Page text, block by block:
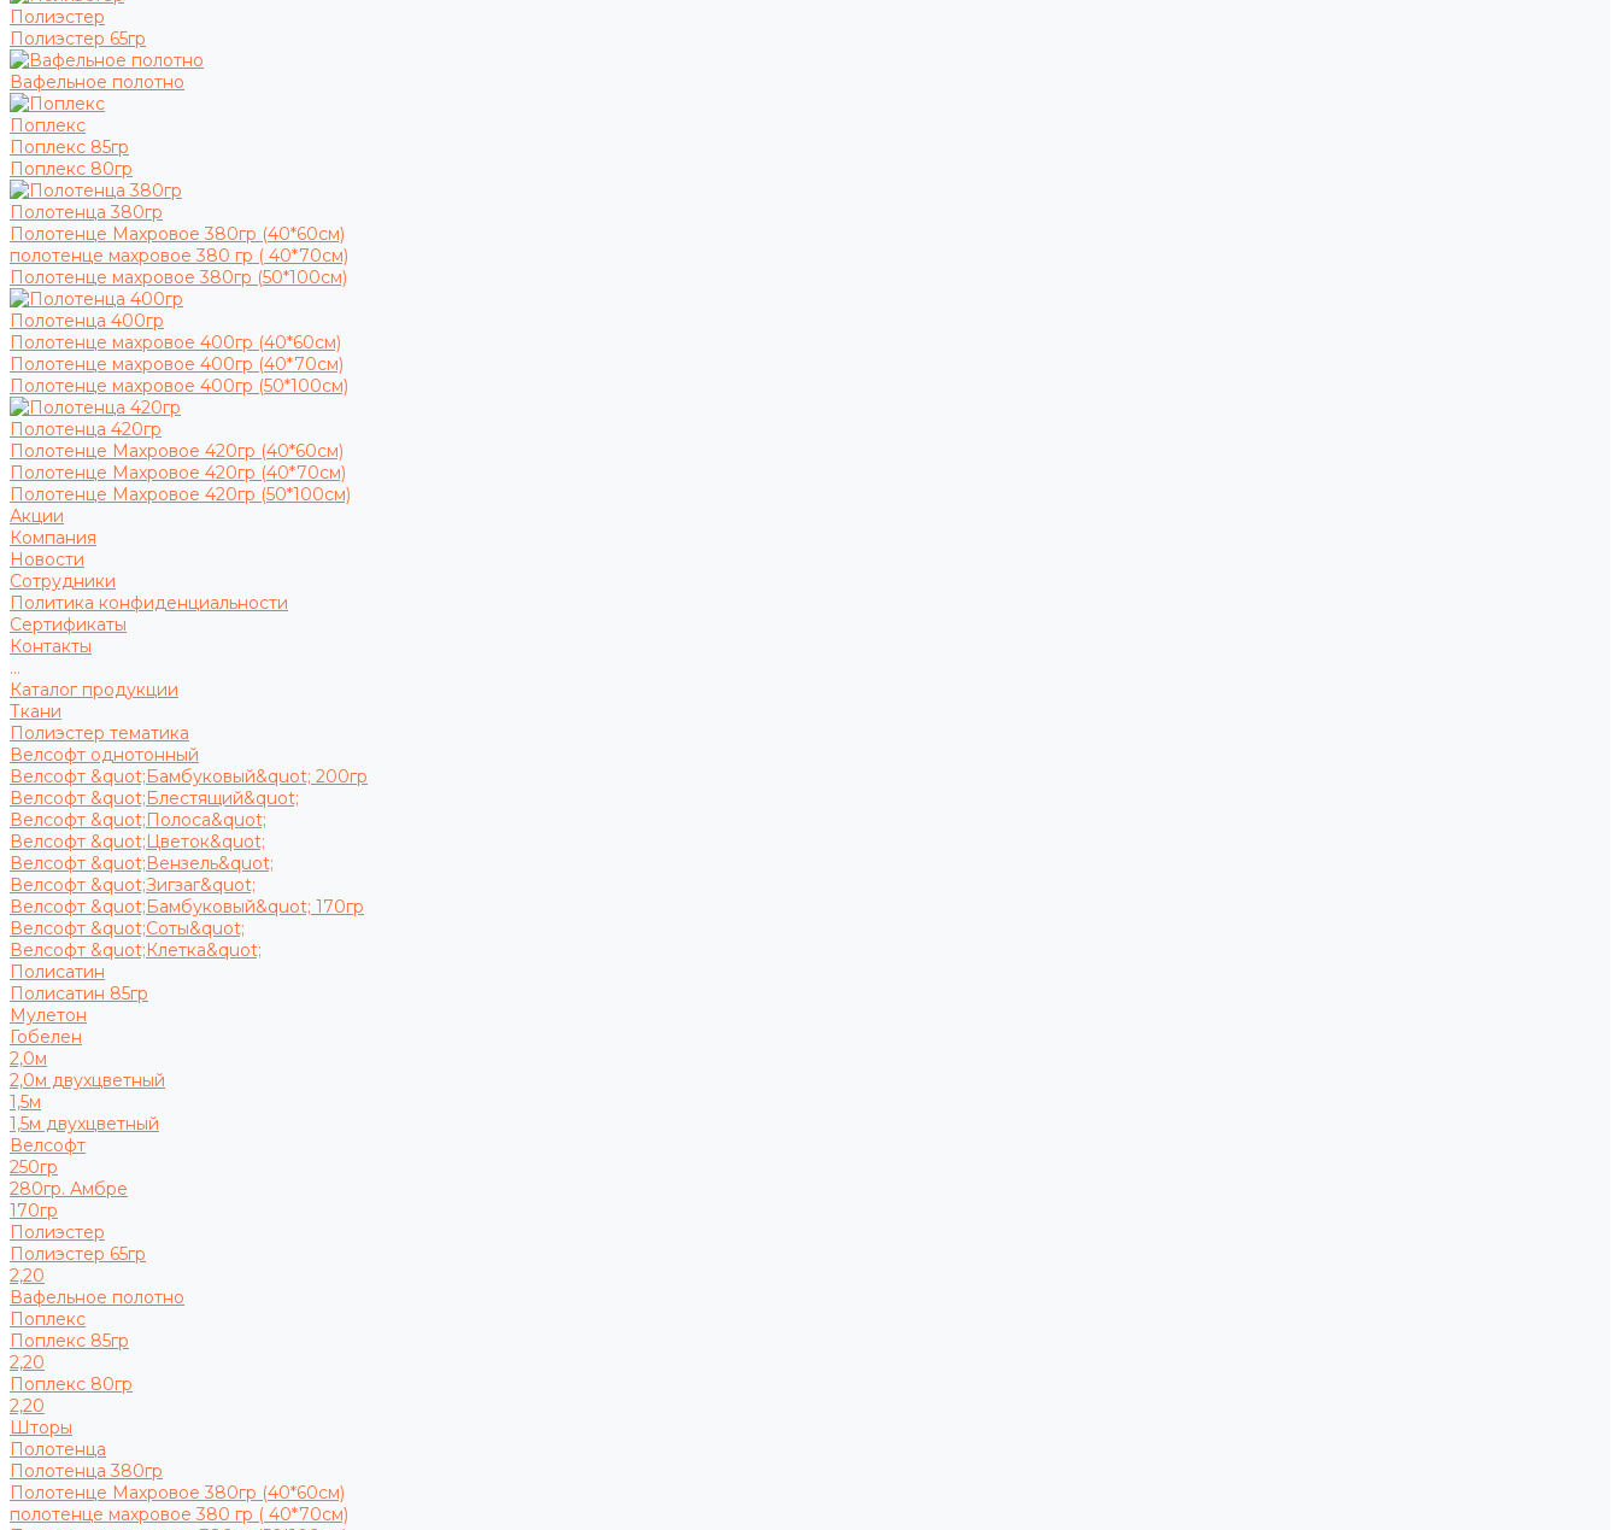
Полиэстер
Полиэстер 65гр
Вафельное полотно
Поплекс
Поплекс 85гр
Поплекс 80гр
Полотенца 380гр
Полотенце Махровое 380гр (40*60см)
полотенце махровое 380 гр ( 40*70см)
Полотенце махровое 380гр (50*100см)
Полотенца 400гр
Полотенце махровое 400гр (40*60см)
Полотенце махровое 400гр (40*70см)
Полотенце махровое 400гр (50*100см)
Полотенца 420гр
Полотенце Махровое 420гр (40*60см)
Полотенце Махровое 420гр (40*70см)
Полотенце Махровое 420гр (50*100см)
Акции
Компания
Новости
Сотрудники
Политика конфиденциальности
Сертификаты
Контакты
...
Каталог продукции
Ткани
Полиэстер тематика
Велсофт однотонный
Велсофт &quot;Бамбуковый&quot; 200гр
Велсофт &quot;Блестящий&quot;
Велсофт &quot;Полоса&quot;
Велсофт &quot;Цветок&quot;
Велсофт &quot;Вензель&quot;
Велсофт &quot;Зигзаг&quot;
Велсофт &quot;Бамбуковый&quot; 170гр
Велсофт &quot;Соты&quot;
Велсофт &quot;Клетка&quot;
Полисатин
Полисатин 85гр
Мулетон
Гобелен
2,0м
2,0м двухцветный
1,5м
1,5м двухцветный
Велсофт
250гр
280гр. Амбре
170гр
Полиэстер
Полиэстер 65гр
2,20
Вафельное полотно
Поплекс
Поплекс 85гр
2,20
Поплекс 80гр
2,20
Шторы
Полотенца
Полотенца 380гр
Полотенце Махровое 380гр (40*60см)
полотенце махровое 380 гр ( 40*70см)